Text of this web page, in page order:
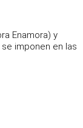
Enamora) y
imponen en las